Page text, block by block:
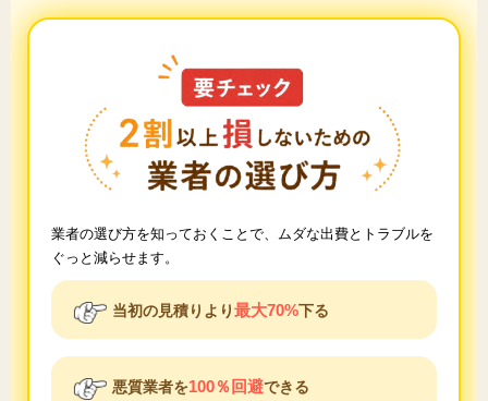
業者の選び方を知っておくことで、ムダな出費とトラブルを
ぐっと減らせます。
当初の見積りより最大70%下る
悪質業者を100％回避できる